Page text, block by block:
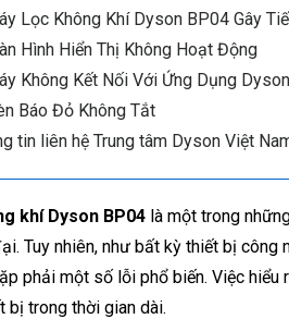
Lọc Không Khí Dyson BP04 Gây
Hình Hiển Thị Không Hoạt Động
Không Kết Nối Với Ứng Dụng
Báo Đỏ Không Tắt
tin liên hệ Trung tâm Dyson Việt
khí Dyson BP04 là một trong
Tuy nhiên, như bất kỳ thiết bị công
phải một số lỗi phổ biến. Việc
bị trong thời gian dài.